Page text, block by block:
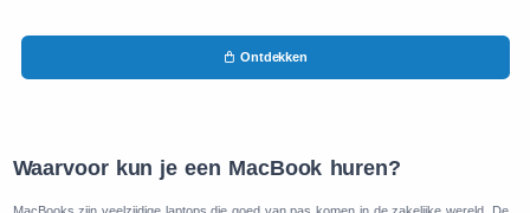
Ontdekken
Waarvoor kun je een MacBook huren?